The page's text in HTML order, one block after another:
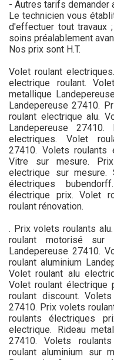
- Autres tarifs demander
Le technicien vous
d'effectuer tout
soins préalablement
Nos prix sont H.T.
Volet roulant
electrique roulant.
metallique
Landepereuse 27410.
roulant electrique alu.
Landepereuse
electriques. Volet
27410. Volets roulants
Vitre sur mesure.
electrique sur mesure.
électriques
électrique prix. Volet
roulant rénovation.
. Prix volets roulants
roulant motorisé sur
Landepereuse 27410.
roulant aluminium
Volet roulant alu
Volet roulant électrique
roulant discount.
27410. Prix volets
roulants électriques
electrique. Rideau
27410. Volets
roulant aluminium sur